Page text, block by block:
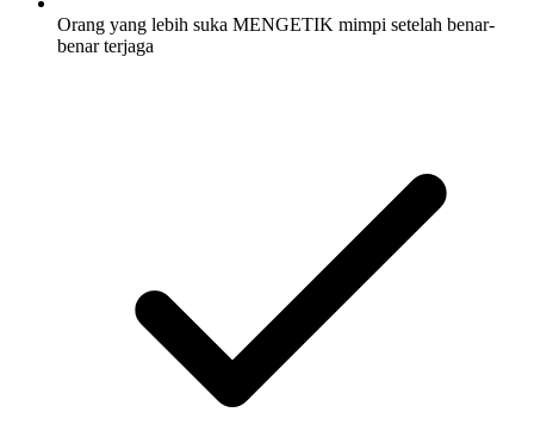
Orang yang lebih suka MENGETIK mimpi setelah benar-
benar terjaga